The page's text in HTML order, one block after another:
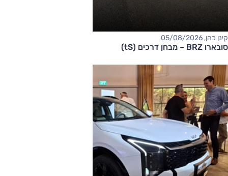
קינן כהן, 05/08/2026
סובארו BRZ – מבחן דרכים (tS)